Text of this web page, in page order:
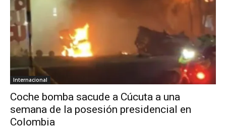
Internacional
Coche bomba sacude a Cúcuta a una
semana de la posesión presidencial en
Colombia